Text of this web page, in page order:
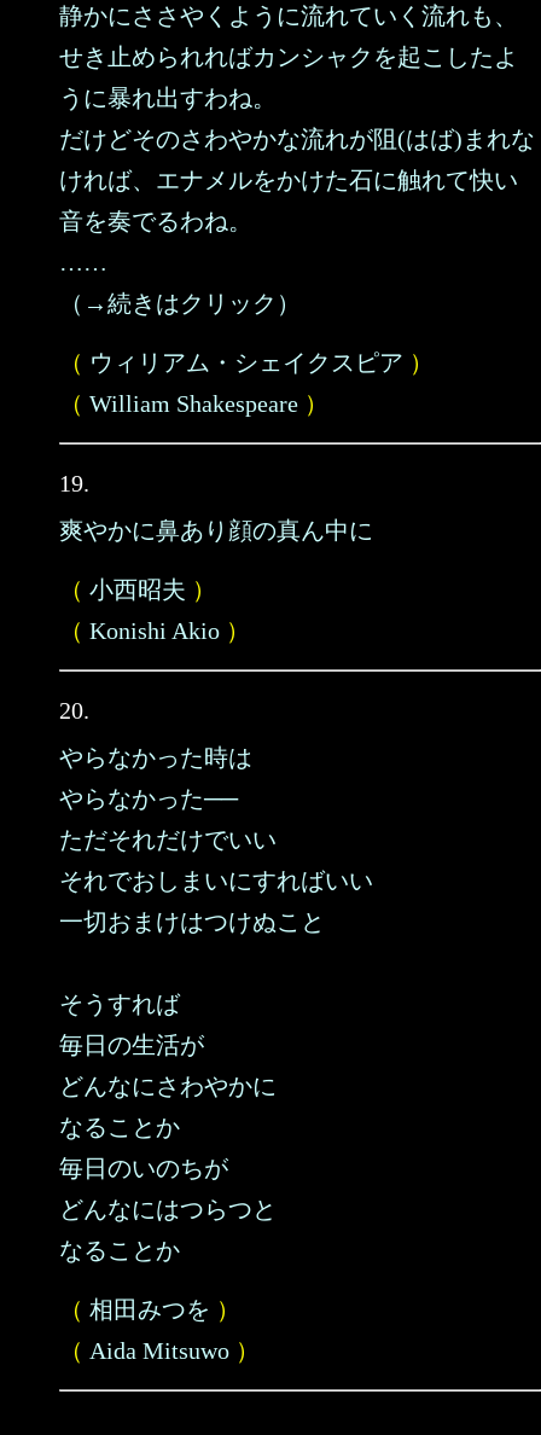
静かにささやくように流れていく流れも、
せき止められればカンシャクを起こしたよ
うに暴れ出すわね。
だけどそのさわやかな流れが阻(はば)まれな
ければ、エナメルをかけた石に触れて快い
音を奏でるわね。
……
（→続きはクリック）
（ ウィリアム・シェイクスピア ）
（ William Shakespeare ）
19.
爽やかに鼻あり顔の真ん中に
（ 小西昭夫 ）
（ Konishi Akio ）
20.
やらなかった時は
やらなかった──
ただそれだけでいい
それでおしまいにすればいい
一切おまけはつけぬこと
そうすれば
毎日の生活が
どんなにさわやかに
なることか
毎日のいのちが
どんなにはつらつと
なることか
（ 相田みつを ）
（ Aida Mitsuwo ）